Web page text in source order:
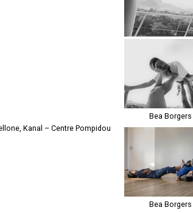
Kanal – Centre Pompidou
Bea Borgers
Bea Borgers